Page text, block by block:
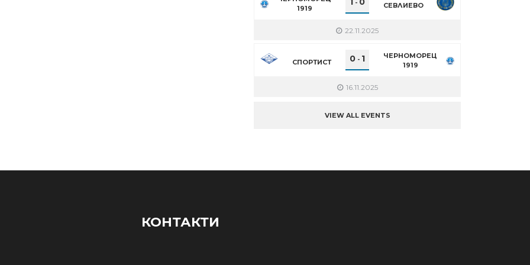
1919
- СЕВЛИЕВО
22.11.2025
СПОРТИСТ 0 - 1
ЧЕРНОМОРЕЦ
1919
16.11.2025
VIEW ALL EVENTS
КОНТАКТИ